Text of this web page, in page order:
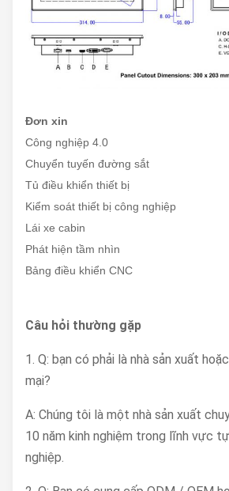
Đơn xin
Công nghiệp 4.0
Chuyển tuyến đường sắt
Tủ điều khiển thiết bị
Kiểm soát thiết bị công nghiệp
Lái xe cabin
Phát hiện tầm nhìn
Bảng điều khiển CNC
Câu hỏi thường gặp
1. Q: bạn có phải là nhà sản xuất
mại?
A: Chúng tôi là một nhà sản xuất
10 năm kinh nghiệm trong lĩnh vực
nghiệp.